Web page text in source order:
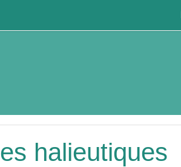
halieutiques